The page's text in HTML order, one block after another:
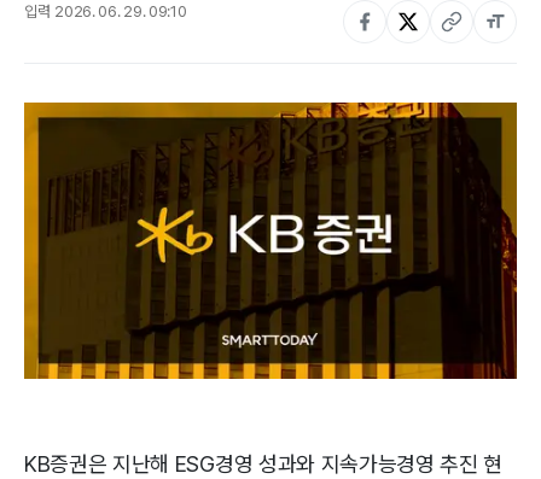
입력 2026. 06. 29. 09:10
KB증권은 지난해 ESG경영 성과와 지속가능경영 추진 현